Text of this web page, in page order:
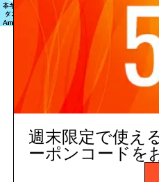
該当する商品
週末限定で使え
ーポンコードを